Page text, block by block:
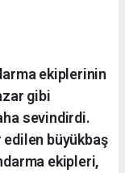
ekiplerinin
gibi
sevindirdi.
büyükbaş
ekipleri,